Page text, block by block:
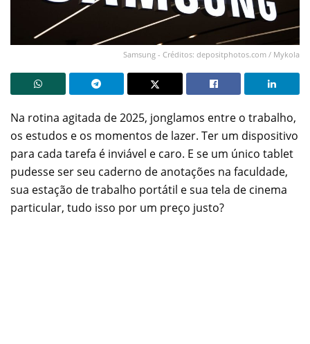
Samsung - Créditos: depositphotos.com / Mykola
Na rotina agitada de 2025, jonglamos entre o trabalho,
os estudos e os momentos de lazer. Ter um dispositivo
para cada tarefa é inviável e caro. E se um único tablet
pudesse ser seu caderno de anotações na faculdade,
sua estação de trabalho portátil e sua tela de cinema
particular, tudo isso por um preço justo?